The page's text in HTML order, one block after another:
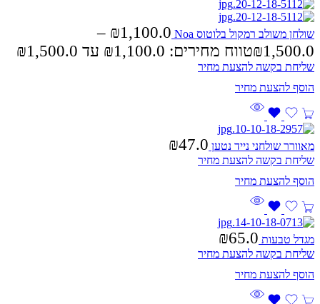
שולחן משולב רמקול בלוטוס Noa ₪1,100.0
–
₪1,500.0 טווח מחירים: ⁦₪1,100.0⁩ עד ⁦₪1,500.0⁩
שליחת בקשה להצעת מחיר
מאוורר שולחני נייד נטען ₪47.0
שליחת בקשה להצעת מחיר
מגדל טבעות ₪65.0
שליחת בקשה להצעת מחיר